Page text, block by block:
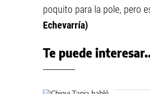
poquito para la pole, pero
Echevarría)
Te puede